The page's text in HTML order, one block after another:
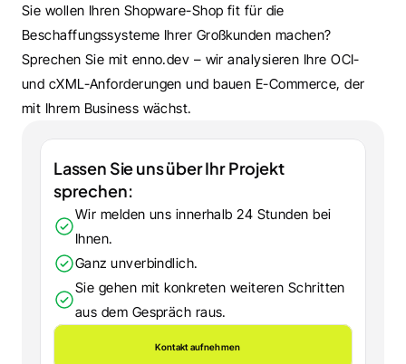
Sie wollen Ihren Shopware-Shop fit für die
Beschaffungssysteme Ihrer Großkunden machen?
Sprechen Sie mit enno.dev – wir analysieren Ihre OCI-
und cXML-Anforderungen und bauen E-Commerce, der
mit Ihrem Business wächst.
Lassen Sie uns über Ihr Projekt
sprechen:
Wir melden uns innerhalb 24 Stunden bei
Ihnen.
Ganz unverbindlich.
Sie gehen mit konkreten weiteren Schritten
aus dem Gespräch raus.
Kontakt aufnehmen